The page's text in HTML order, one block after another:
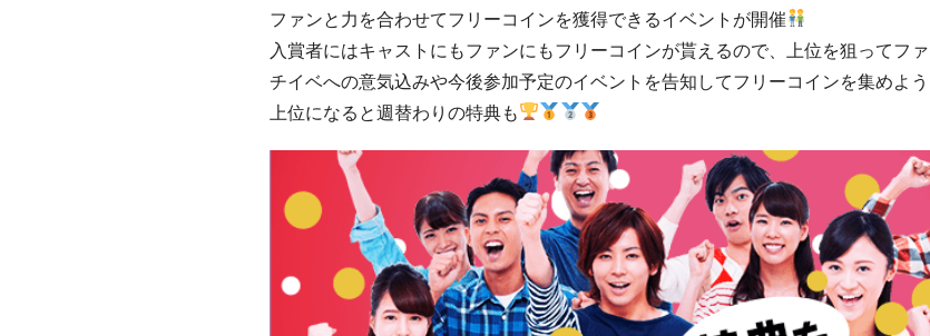
ファンと力を合わせてフリーコインを獲得できるイベントが開催
入賞者にはキャストにもファンにもフリーコインが貰えるので、上位を狙ってフ
チイベへの意気込みや今後参加予定のイベントを告知してフリーコインを集めよう
上位になると週替わりの特典も